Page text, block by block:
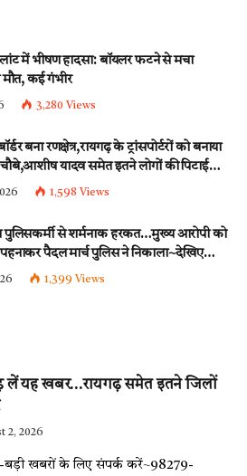
में भीषण हादसा: बॉयलर फटने से मचा
कई गंभीर
3,280 Views
बना रणक्षेत्र,रायगढ़ के ट्रांसपोर्टरों को बनाया
यादव समेत इतने लोगों की पिटाई…
के तहत्~बंटी समेत इतने लोगों पर हुई नामजद
1,598 Views
पुलिसकर्मी से शर्मनाक हरकत…मुख्य आरोपी को
पैदल मार्च पुलिस ने निकाला~देखिए
1,399 Views
लें यह खबर…रायगढ़ समेत इतने जिलों
2, 2026
बड़ी खबरों के लिए संपर्क करें~98279-